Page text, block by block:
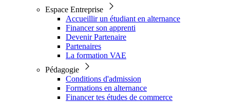
Espace Entreprise
Accueillir un étudiant en alternance
Financer son apprenti
Devenir Partenaire
Partenaires
La formation VAE
Pédagogie
Conditions d'admission
Formations en alternance
Financer tes études de commerce